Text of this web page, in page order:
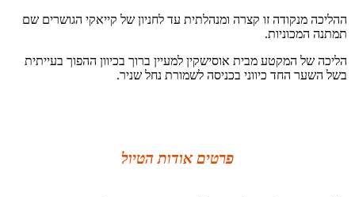
ההליכה מנקודה זו קצרה ומנהלתית עד לחניון של קייאקי הגושרים שם
תמתנה המכוניות.
הליכה של המקטע מבית אוסישקין למעיין ברוך בכיוון ההפוך בעייתית
בשל השער החד כיווני בכניסה לשמורת נחל שניר.
פרטים אודות הטיול